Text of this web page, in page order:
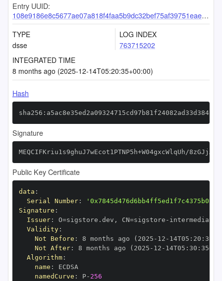
Entry UUID:
108e9186e8c5677ae07a818f4faa5b9dc32bef75af39751eae642db9bbbba8d8fc27ae5b5ec1ccb5
TYPE
dsse
LOG INDEX
763715202
INTEGRATED TIME
8 months ago (2025-12-14T05:20:35+00:00)
Hash
Signature
MEQCIFKriu1s9ghuJ7wEcot1PTNP5h+W04gxcWlqUh/
Public Key Certificate
data :
Serial Number:
Signature :
Issuer: O=sigstore.dev , CN=sigstore -
Validity:
Not Before : 8 months ago (2025 - 12 - 14T05 : 20 :
Not After: 8 months ago (2025 - 12 - 14T05 : 30 : 35+00
Algorithm:
name :
namedCurve : P- 256